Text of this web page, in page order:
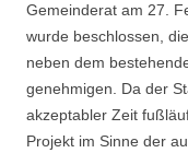
Gemeinderat am 27.
wurde beschlossen,
neben dem
genehmigen. Da der
akzeptabler Zeit
Projekt im Sinne der